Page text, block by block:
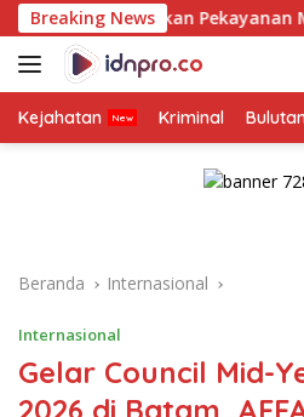
Langsung
ke
konten
Breaking NewsMaksimal, Direksi
Kejahatan Kriminal
Beranda Internasional
Internasional
Gelar Council Mid-